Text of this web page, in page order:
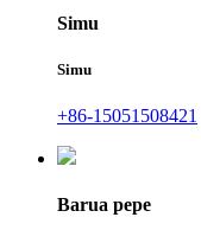
Simu
Simu
+86-15051508421
Barua pepe